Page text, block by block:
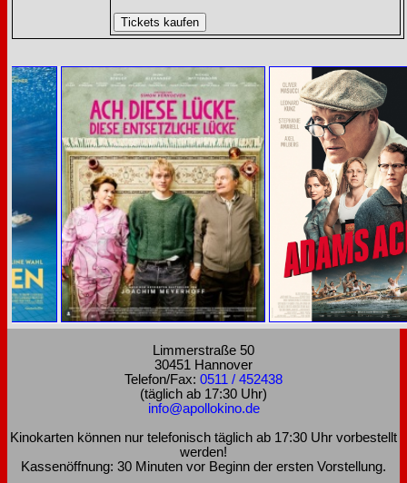
Limmerstraße 50
30451 Hannover
Telefon/Fax: 0511 / 452438
(täglich ab 17:30 Uhr)
info@apollokino.de
Kinokarten können nur telefonisch täglich ab 17:30 Uhr vorbestellt
werden!
Kassenöffnung: 30 Minuten vor Beginn der ersten Vorstellung.